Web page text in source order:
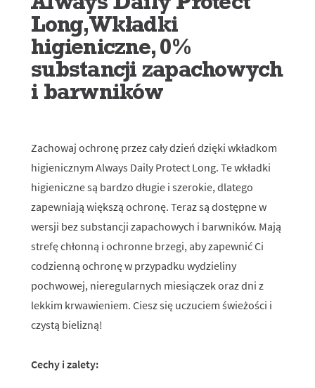
Long,Wkładki
higieniczne, 0%
substancji zapachowych
i barwników
Zachowaj ochronę przez cały dzień dzięki wkładkom
higienicznym Always Daily Protect Long. Te wkładki
higieniczne są bardzo długie i szerokie, dlatego
zapewniają większą ochronę. Teraz są dostępne w
wersji bez substancji zapachowych i barwników. Mają
strefę chłonną i ochronne brzegi, aby zapewnić Ci
codzienną ochronę w przypadku wydzieliny
pochwowej, nieregularnych miesiączek oraz dni z
lekkim krwawieniem. Ciesz się uczuciem świeżości i
czystą bielizną!
Cechy i zalety: